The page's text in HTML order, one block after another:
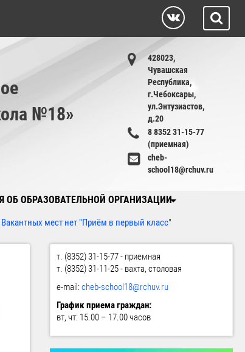
№18»
428023,
Чувашская
Республика,
г.Чебоксары,
ул.Энтузиастов,
д.20
8 8352 31-15-77
(приемная)
cheb-
school18@rchuv.ru
ОБ ОБРАЗОВАТЕЛЬНОЙ ОРГАНИЗАЦИИ
мест нет "Приём в первый класс"
т. (8352) 31-15-77 - приемная
т. (8352) 31-11-25 - вахта, столовая
e-mail:cheb-school18@rchuv.ru
График приема граждан:
вт, чт: 15.00 – 17.00 часов